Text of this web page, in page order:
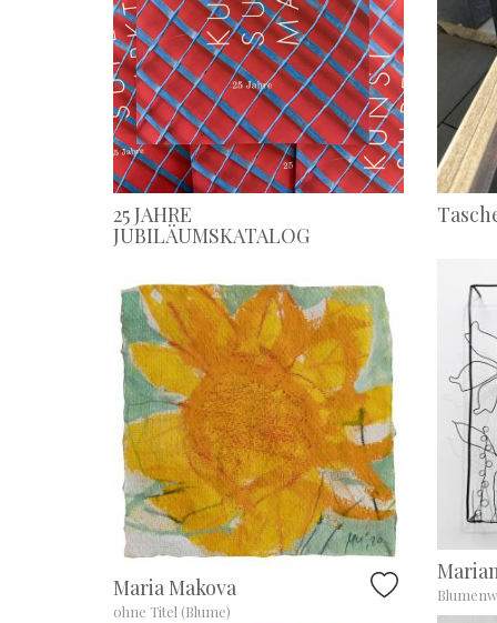
25 JAHRE
JUBILÄUMSKATALOG
Maria Makova
ohne Titel (Blume)